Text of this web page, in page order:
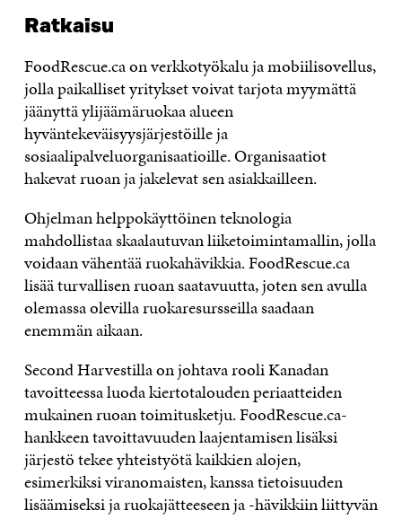
Ratkaisu
FoodRescue.ca on verkkotyökalu ja mobiilisovellus,
jolla paikalliset yritykset voivat tarjota myymättä
jäänyttä ylijäämäruokaa alueen
hyväntekeväisyysjärjestöille ja
sosiaalipalveluorganisaatioille. Organisaatiot
hakevat ruoan ja jakelevat sen asiakkailleen.
Ohjelman helppokäyttöinen teknologia
mahdollistaa skaalautuvan liiketoimintamallin, jolla
voidaan vähentää ruokahävikkia. FoodRescue.ca
lisää turvallisen ruoan saatavuutta, joten sen avulla
olemassa olevilla ruokaresursseilla saadaan
enemmän aikaan.
Second Harvestilla on johtava rooli Kanadan
tavoitteessa luoda kiertotalouden periaatteiden
mukainen ruoan toimitusketju. FoodRescue.ca-
hankkeen tavoittavuuden laajentamisen lisäksi
järjestö tekee yhteistyötä kaikkien alojen,
esimerkiksi viranomaisten, kanssa tietoisuuden
lisäämiseksi ja ruokajätteeseen ja -hävikkiin liittyvän